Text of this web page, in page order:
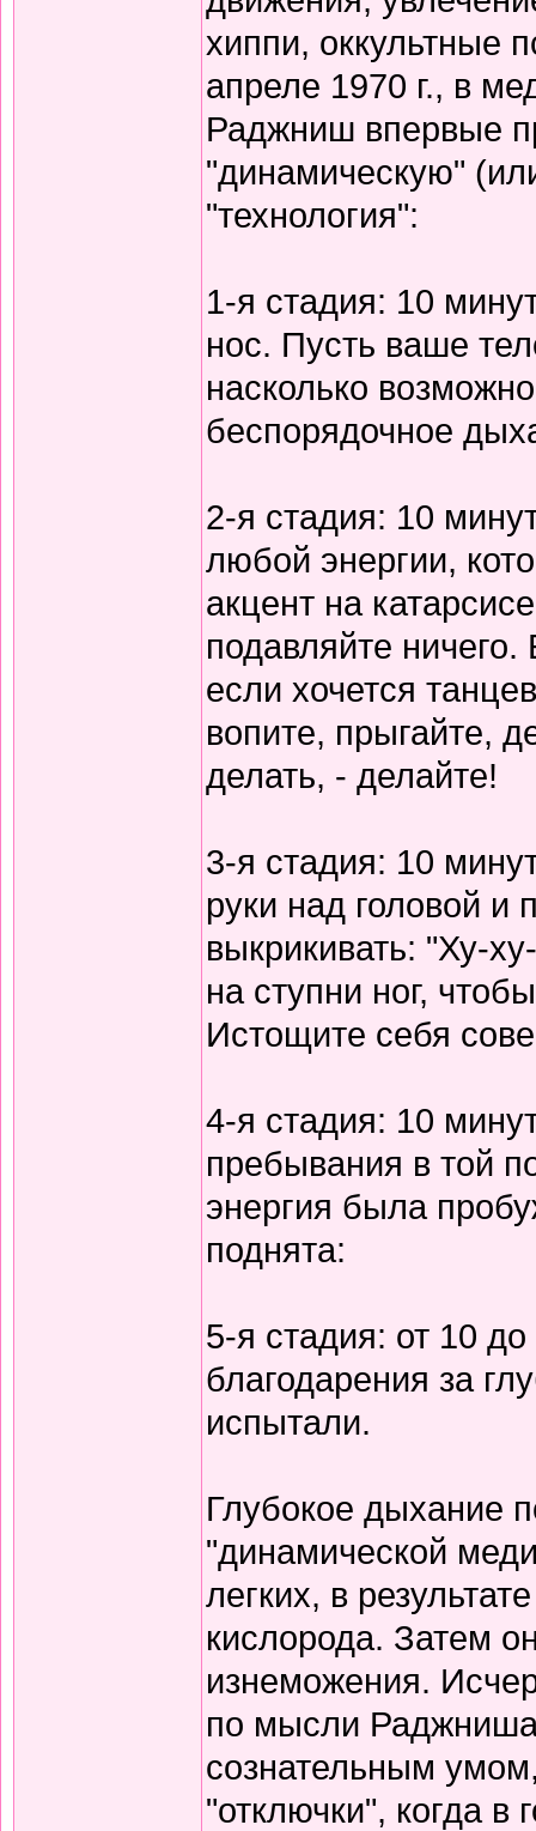
хиппи, оккультные
апреле 1970 г., в
Раджниш впервые
"динамическую"
"технология":
1-я стадия: 10
нос. Пусть ваше
насколько
беспорядочное
2-я стадия: 10
любой энергии,
акцент на
подавляйте
если хочется
вопите, прыгайте,
делать, - делайте!
3-я стадия: 10
руки над головой и
выкрикивать: "Ху-
на ступни ног,
Истощите себя
4-я стадия: 10
пребывания в той
энергия была
поднята:
5-я стадия: от 10
благодарения за
испытали.
Глубокое дыхание
"динамической
легких, в
кислорода. Затем
изнеможения.
по мысли
сознательным
"отключки", когда в